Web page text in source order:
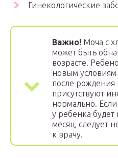
Гинекологические
Важно! Моча с
может быть
возрасте.
новым
после рождения
присутствуют
нормально.
у ребенка будет
месяц, следует
к врачу.